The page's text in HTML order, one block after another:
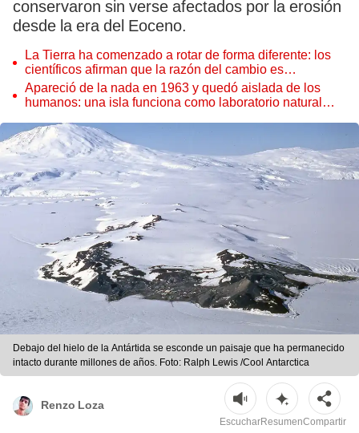
conservaron sin verse afectados por la erosión
desde la era del Eoceno.
La Tierra ha comenzado a rotar de forma diferente: los
científicos afirman que la razón del cambio es
preocupante
Apareció de la nada en 1963 y quedó aislada de los
humanos: una isla funciona como laboratorio natural
Debajo del hielo de la Antártida se esconde un paisaje que ha permanecido
intacto durante millones de años. Foto: Ralph Lewis /Cool Antarctica
Renzo Loza
EscucharResumenCompartir